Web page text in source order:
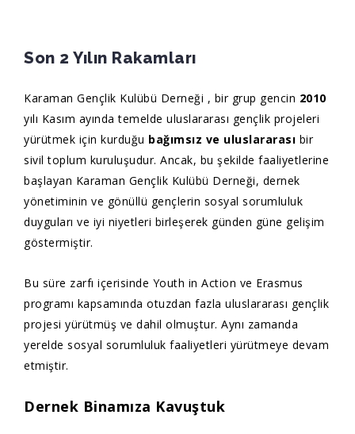
Son 2 Yılın Rakamları
Karaman Gençlik Kulübü Derneği , bir grup gencin 2010
yılı Kasım ayında temelde uluslararası gençlik projeleri
yürütmek için kurduğu bağımsız ve uluslararası bir
sivil toplum kuruluşudur. Ancak, bu şekilde faaliyetlerine
başlayan Karaman Gençlik Kulübü Derneği, dernek
yönetiminin ve gönüllü gençlerin sosyal sorumluluk
duyguları ve iyi niyetleri birleşerek günden güne gelişim
göstermiştir.
Bu süre zarfı içerisinde Youth in Action ve Erasmus
programı kapsamında otuzdan fazla uluslararası gençlik
projesi yürütmüş ve dahil olmuştur. Aynı zamanda
yerelde sosyal sorumluluk faaliyetleri yürütmeye devam
etmiştir.
Dernek Binamıza Kavuştuk